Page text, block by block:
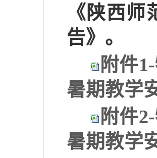
《陕西
告》。
附件
暑期教学
附件
暑期教学